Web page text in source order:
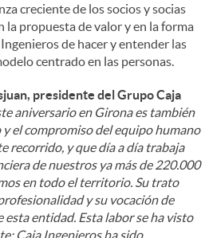
creciente de los socios y socias
la propuesta de valor y en la forma
de hacer y entender las
centrado en las personas.
presidente del Grupo Caja
aniversario en Girona es también
el compromiso del equipo humano
recorrido, y que día a día trabaja
de nuestros ya más de 220.000
en todo el territorio. Su trato
y su vocación de
esta entidad. Esta labor se ha visto
Caja Ingenieros ha sido